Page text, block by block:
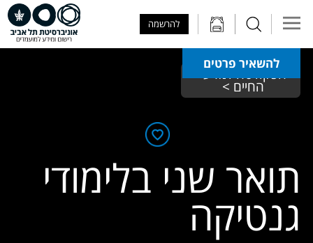
להרשמה
להשאיר פרטים
הפקולטה למדעי
החיים >
תואר שני בלימודי
גנטיקה